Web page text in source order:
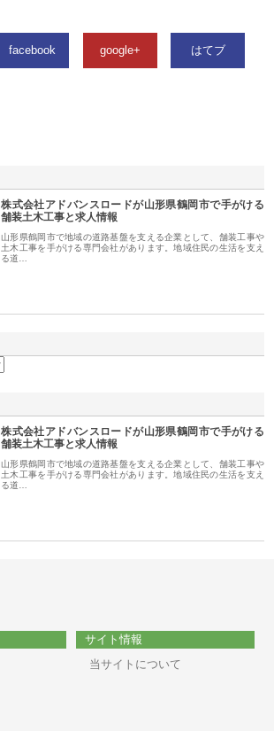
facebook google+ はてブ
株式会社アドバンスロードが山形県鶴岡市で手がける
舗装土木工事と求人情報
山形県鶴岡市で地域の道路基盤を支える企業として、舗装工事や
土木工事を手がける専門会社があります。地域住民の生活を支え
る道…
株式会社アドバンスロードが山形県鶴岡市で手がける
舗装土木工事と求人情報
山形県鶴岡市で地域の道路基盤を支える企業として、舗装工事や
土木工事を手がける専門会社があります。地域住民の生活を支え
る道…
サイト情報
当サイトについて